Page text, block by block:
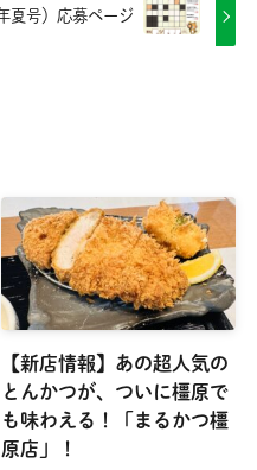
夏号）応募ページ
【新店情報】あの超人気の
とんかつが、ついに橿原で
も味わえる！「まるかつ橿
原店」！